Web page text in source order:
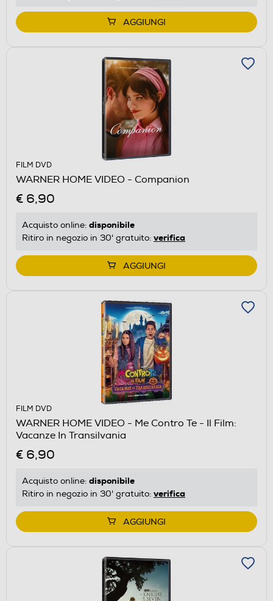
AGGIUNGI
FILM DVD
WARNER HOME VIDEO - Companion
€ 6,90
Acquisto online: disponibile
Ritiro in negozio in 30' gratuito: verifica
AGGIUNGI
FILM DVD
WARNER HOME VIDEO - Me Contro Te - Il Film:
Vacanze In Transilvania
€ 6,90
Acquisto online: disponibile
Ritiro in negozio in 30' gratuito: verifica
AGGIUNGI